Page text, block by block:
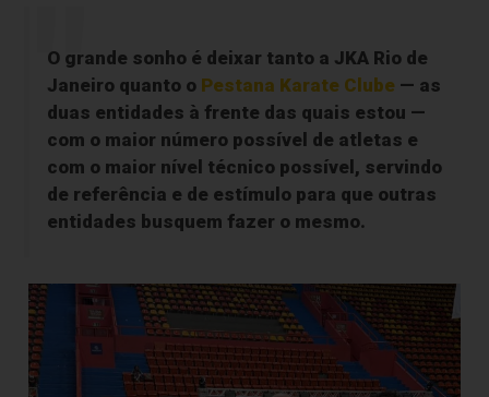
O grande sonho é deixar tanto a JKA Rio de
Janeiro quanto o Pestana Karate Clube— as
duas entidades à frente das quais estou —
com o maior número possível de atletas e
com o maior nível técnico possível, servindo
de referência e de estímulo para que outras
entidades busquem fazer o mesmo.